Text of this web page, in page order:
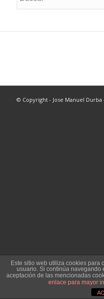
© Copyright - Jose Manuel Durba
Este sitio web utiliza cookies para
usuario. Si continúa navegando
aceptación de las mencionadas
enlace para mayor